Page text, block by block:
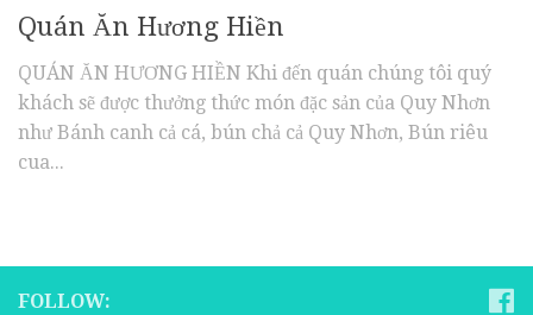
Quán Ăn Hương Hiền
QUÁN ĂN HƯƠNG HIỀN Khi đến quán chúng tôi quý
khách sẽ được thưởng thức món đặc sản của Quy Nhơn
như Bánh canh cả cá, bún chả cả Quy Nhơn, Bún riêu
cua...
FOLLOW: